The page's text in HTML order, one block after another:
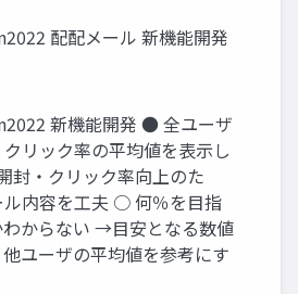
配配メール 新機能開発
新機能開発 ● 全ユーザ
リック率の平均値を表示し
封・クリック率向上のた
ル内容を工夫 ○ 何％を目指
わからない →目安となる数値
他ユーザの平均値を参考にす